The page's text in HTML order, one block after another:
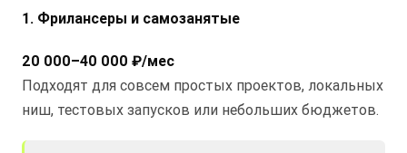
1. Фрилансеры и самозанятые
20 000–40 000 ₽/мес
Подходят для совсем простых проектов, локальных
ниш, тестовых запусков или небольших бюджетов.